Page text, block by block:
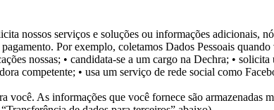
nossos serviços e soluções ou informações adicionais,
Por exemplo, coletamos Dados Pessoais quando
nossas; • candidata-se a um cargo na Dechra; • solicita
competente; • usa um serviço de rede social como
As informações que você fornece são armazenadas